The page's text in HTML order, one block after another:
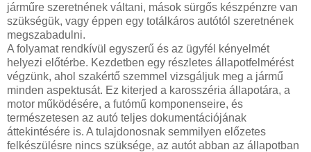
járműre szeretnének váltani, mások sürgős készpénzre van
szükségük, vagy éppen egy totálkáros autótól szeretnének
megszabadulni.
A folyamat rendkívül egyszerű és az ügyfél kényelmét
helyezi előtérbe. Kezdetben egy részletes állapotfelmérést
végzünk, ahol szakértő szemmel vizsgáljuk meg a jármű
minden aspektusát. Ez kiterjed a karosszéria állapotára, a
motor működésére, a futómű komponenseire, és
természetesen az autó teljes dokumentációjának
áttekintésére is. A tulajdonosnak semmilyen előzetes
felkészülésre nincs szüksége, az autót abban az állapotban